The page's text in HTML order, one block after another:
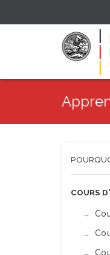
COURS